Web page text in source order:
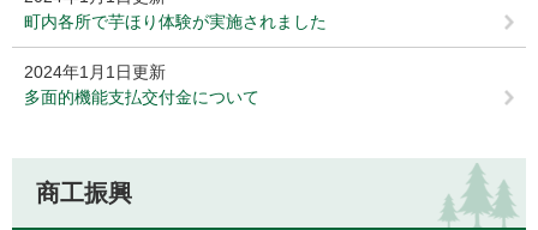
町内各所で芋ほり体験が実施されました
2024年1月1日更新
多面的機能支払交付金について
商工振興